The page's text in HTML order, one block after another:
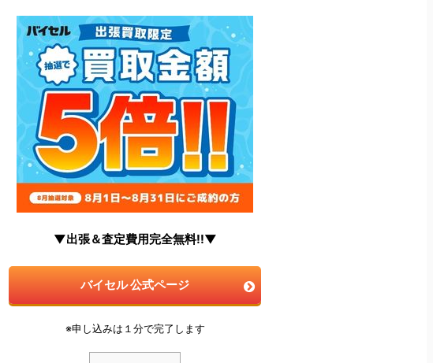
▼出張＆査定費用完全無料!!▼
バイセル 公式ページ
※申し込みは１分で完了します